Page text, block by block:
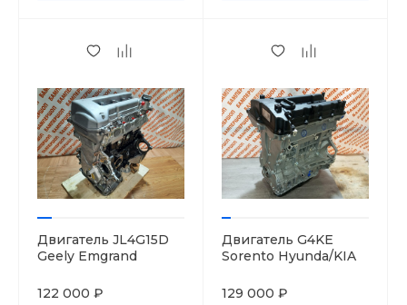
Двигатель JL4G15D
Geely Emgrand
122 000 ₽
Двигатель G4KE
Sorento Hyunda/KIA
bracket
129 000 ₽